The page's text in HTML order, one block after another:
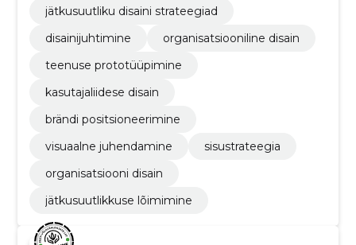
jätkusuutliku disaini strateegiad
disainijuhtimine
organisatsiooniline disain
teenuse prototüüpimine
kasutajaliidese disain
brändi positsioneerimine
visuaalne juhendamine
sisustrateegia
organisatsiooni disain
jätkusuutlikkuse lõimimine